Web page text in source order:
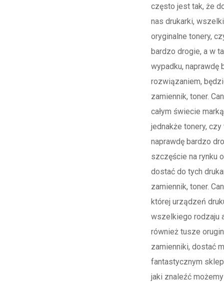
często jest tak, że
nas drukarki,
oryginalne tonery,
bardzo drogie, a w
wypadku, naprawdę
rozwiązaniem,
zamiennik, toner.
całym świecie
jednakże tonery,
naprawdę bardzo
szczęście na rynku
dostać do tych
zamiennik, toner.
której urządzeń
wszelkiego rodzaju
również tusze
zamienniki, dostać
fantastycznym
jaki znaleźć